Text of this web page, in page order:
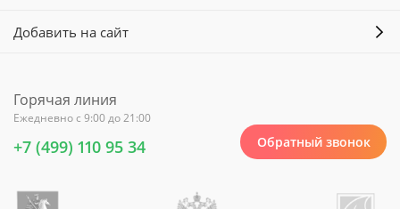
Добавить на сайт
Горячая линия
Ежедневно с 9:00 до 21:00
+7 (499) 110 95 34 Обратный звонок